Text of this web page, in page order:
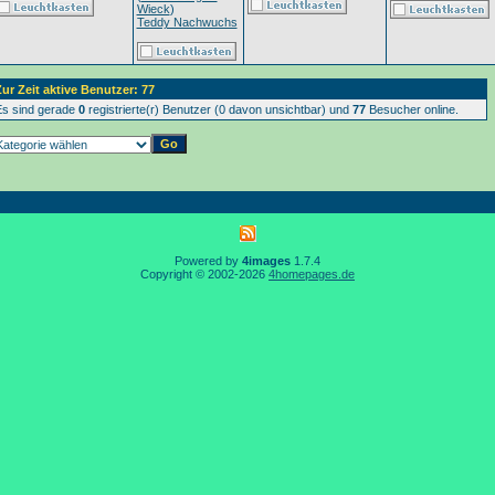
Wieck)
Teddy Nachwuchs
Zeit aktive Benutzer: 77
sind gerade 0registrierte(r) Benutzer (0 davon unsichtbar) und 77Besucher online.
Powered by 4images 1.7.4
Copyright © 2002-2026 4homepages.de